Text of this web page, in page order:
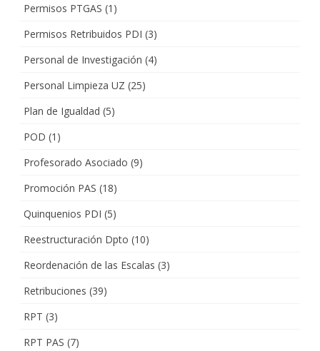
Permisos PTGAS (1)
Permisos Retribuidos PDI (3)
Personal de Investigación (4)
Personal Limpieza UZ (25)
Plan de Igualdad (5)
POD (1)
Profesorado Asociado (9)
Promoción PAS (18)
Quinquenios PDI (5)
Reestructuración Dpto (10)
Reordenación de las Escalas (3)
Retribuciones (39)
RPT (3)
RPT PAS (7)